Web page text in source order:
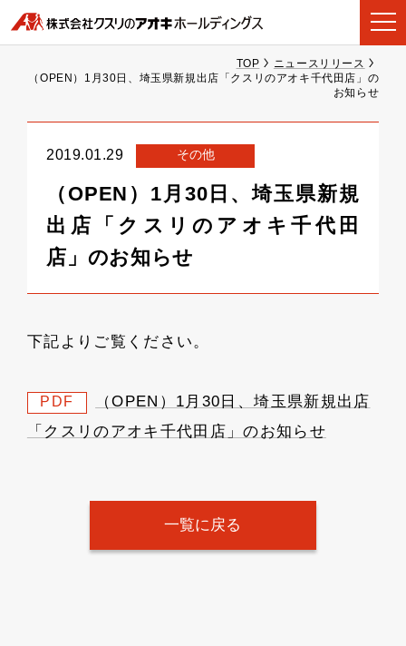
TOP
ニュースリリース
（OPEN）1月30日、埼玉県新規出店「クスリのアオキ千代田店」の
お知らせ
2019.01.29 その他
（OPEN）1月30日、埼玉県新規
出店「クスリのアオキ千代田
店」のお知らせ
下記よりご覧ください。
PDF
（OPEN）1月30日、埼玉県新規出店
「クスリのアオキ千代田店」のお知らせ
一覧に戻る